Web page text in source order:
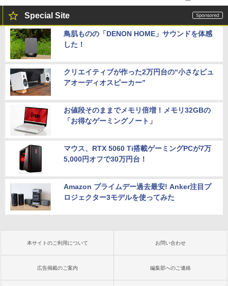
Special Site
鳥肌ものの「DENON HOME」サウンドを体感
した！
クリエイティブが作った2万円台の“小さなピュ
アオーディオスピーカー”
お値段そのままでメモリ倍増！メモリ32GBの
「お得なゲーミングノート」
マウス、RTX 5060 Ti搭載ゲーミングPCが7万
5,000円オフで30万円台！
Amazon プライムデー過去最安! Anker注目プ
ロジェクター3モデルを使ってみた
本サイトのご利用について お問い合わせ
広告掲載のご案内 編集部へのご連絡